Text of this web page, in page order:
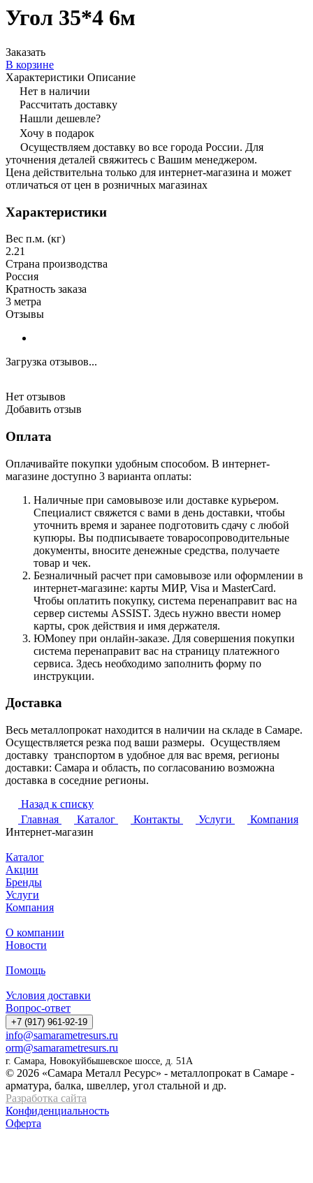
Угол 35*4 6м
Заказать
В корзине
Характеристики Описание
Нет в наличии
Рассчитать доставку
Нашли дешевле?
Хочу в подарок
Осуществляем доставку во все города России. Для
уточнения деталей свяжитесь с Вашим менеджером.
Цена действительна только для интернет-магазина и может
отличаться от цен в розничных магазинах
Характеристики
Вес п.м. (кг)
2.21
Страна производства
Россия
Кратность заказа
3 метра
Отзывы
Загрузка отзывов...
Нет отзывов
Добавить отзыв
Оплата
Оплачивайте покупки удобным способом. В интернет-
магазине доступно 3 варианта оплаты:
Наличные при самовывозе или доставке курьером.
Специалист свяжется с вами в день доставки, чтобы
уточнить время и заранее подготовить сдачу с любой
купюры. Вы подписываете товаросопроводительные
документы, вносите денежные средства, получаете
товар и чек.
Безналичный расчет при самовывозе или оформлении в
интернет-магазине: карты МИР, Visa и MasterCard.
Чтобы оплатить покупку, система перенаправит вас на
сервер системы ASSIST. Здесь нужно ввести номер
карты, срок действия и имя держателя.
ЮMoney при онлайн-заказе. Для совершения покупки
система перенаправит вас на страницу платежного
сервиса. Здесь необходимо заполнить форму по
инструкции.
Доставка
Весь металлопрокат находится в наличии на складе в Самаре.
Осуществляется резка под ваши размеры. Осуществляем
доставку транспортом в удобное для вас время, регионы
доставки: Самара и область, по согласованию возможна
доставка в соседние регионы.
Назад к списку
Главная
Каталог Контакты Услуги
Компания
Интернет-магазин
Каталог
Акции
Бренды
Услуги
Компания
О компании
Новости
Помощь
Условия доставки
Вопрос-ответ
+7 (917) 961-92-19
info@samarametresurs.ru
orm@samarametresurs.ru
г. Самара, Новокуйбышевское шоссе, д. 51А
© 2026 «Самара Металл Ресурс» - металлопрокат в Самаре -
арматура, балка, швеллер, угол стальной и др.
Разработка сайта
Конфиденциальность
Оферта